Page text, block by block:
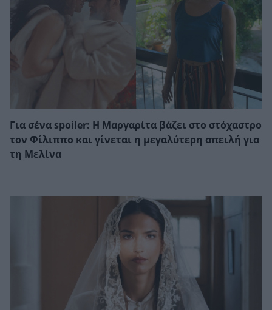
Για σένα spoiler: Η Μαργαρίτα βάζει στο στόχαστρο
τον Φίλιππο και γίνεται η μεγαλύτερη απειλή για
τη Μελίνα